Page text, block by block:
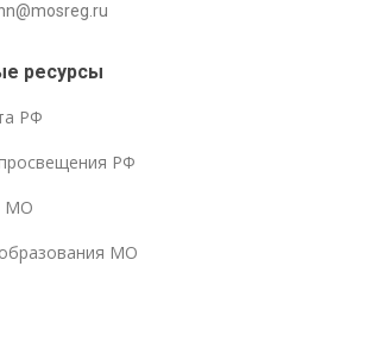
ресурсы
РФ
РФ
МО
МО